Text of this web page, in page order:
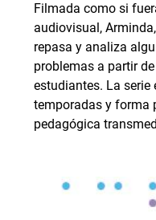
Filmada como si
audiovisual,
repasa y analiza
problemas a partir
estudiantes. La serie
temporadas y forma
pedagógica